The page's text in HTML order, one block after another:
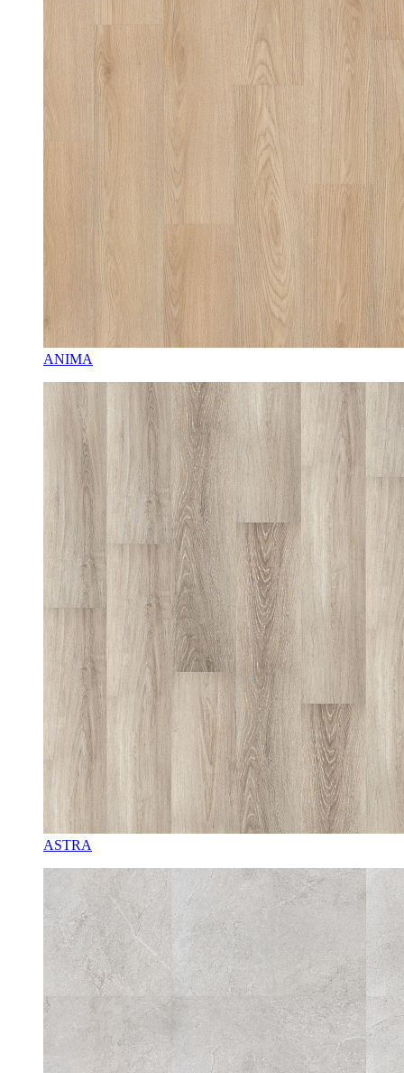
ANIMA
ASTRA